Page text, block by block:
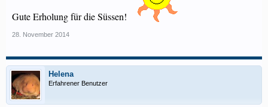
Gute Erholung für die Süssen!
28. November 2014
Helena
Erfahrener Benutzer